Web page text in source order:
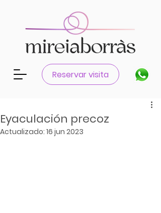
Reservar visita
Eyaculación precoz
Actualizado: 16 jun 2023